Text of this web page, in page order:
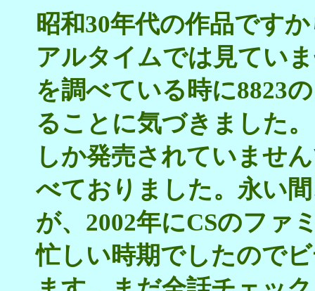
昭和30年代の作品です
アルタイムでは見てい
を調べている時に8823
ることに気づきました
しか発売されていませ
べておりました。永い
が、2002年にCSのファ
忙しい時期でしたので